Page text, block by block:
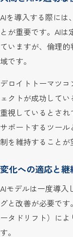
AIを導入する際には
とが重要です。AI
ていますが、倫理
域です。
デロイトトーマツ
ェクトが成功して
重視しているとさ
サポートするツー
制を維持することが
変化への適応と継
AIモデルは一度導入
グと改善が必要で
ータドリフト）に
す。